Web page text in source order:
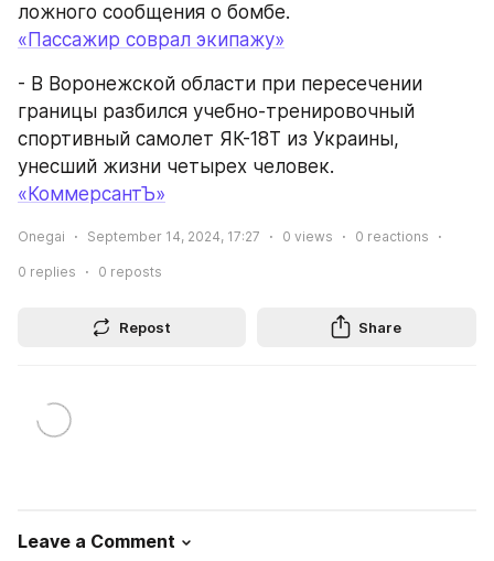
ложного сообщения о бомбе.
«Пассажир соврал экипажу»
- В Воронежской области при пересечении
границы разбился учебно-тренировочный
спортивный самолет ЯК-18Т из Украины,
унесший жизни четырех человек.
«КоммерсантЪ»
Onegai September 14, 2024, 17:27 0 views 0 reactions
0 replies 0 reposts
Repost Share
Leave a Comment